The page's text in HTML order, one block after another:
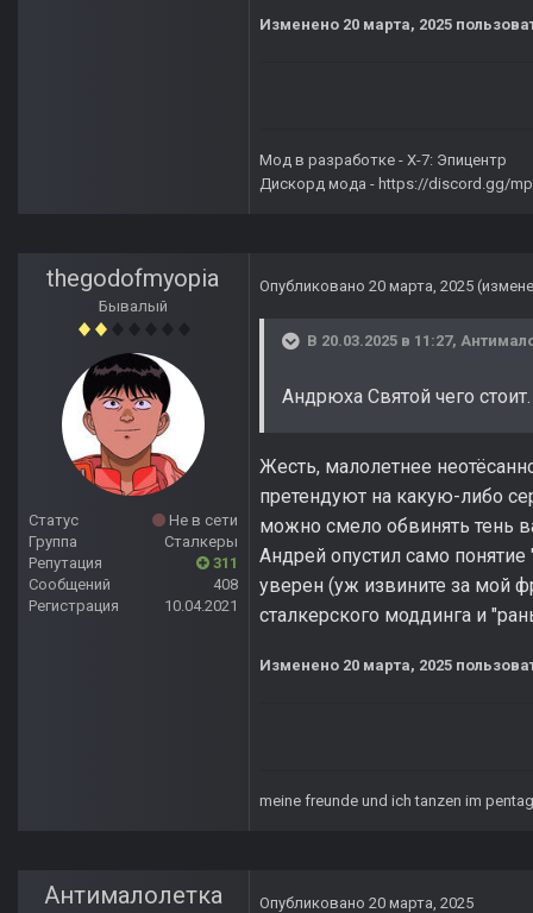
Изменено 20 марта, 2025
Мод в разработке - X-7: Эпицентр
Дискорд мода - https://discord.gg/
thegodofmyopia
Бывалый
Статус
Не в сети
Группа
Сталкеры
Репутация
311
Сообщений
408
Регистрация
10.04.2021
Опубликовано 20 марта, 2025
В 20.03.2025 в 11:27,
Андрюха Святой чего
Жесть, малолетнее
претендуют на какую-либо
можно смело обвинять тень
Андрей опустил само
уверен (уж извините за мой
сталкерского моддинга и
Изменено 20 марта, 2025
meine freunde und ich tanzen im
Антималолетка Опубликовано 20 марта, 2025